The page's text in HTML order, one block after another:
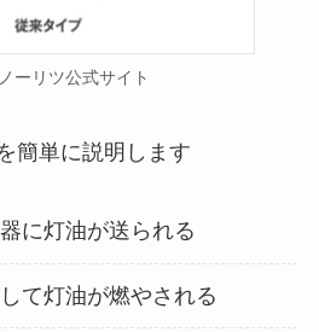
ーリツ公式サイト
簡単に説明します
に灯油が送られる
て灯油が燃やされる